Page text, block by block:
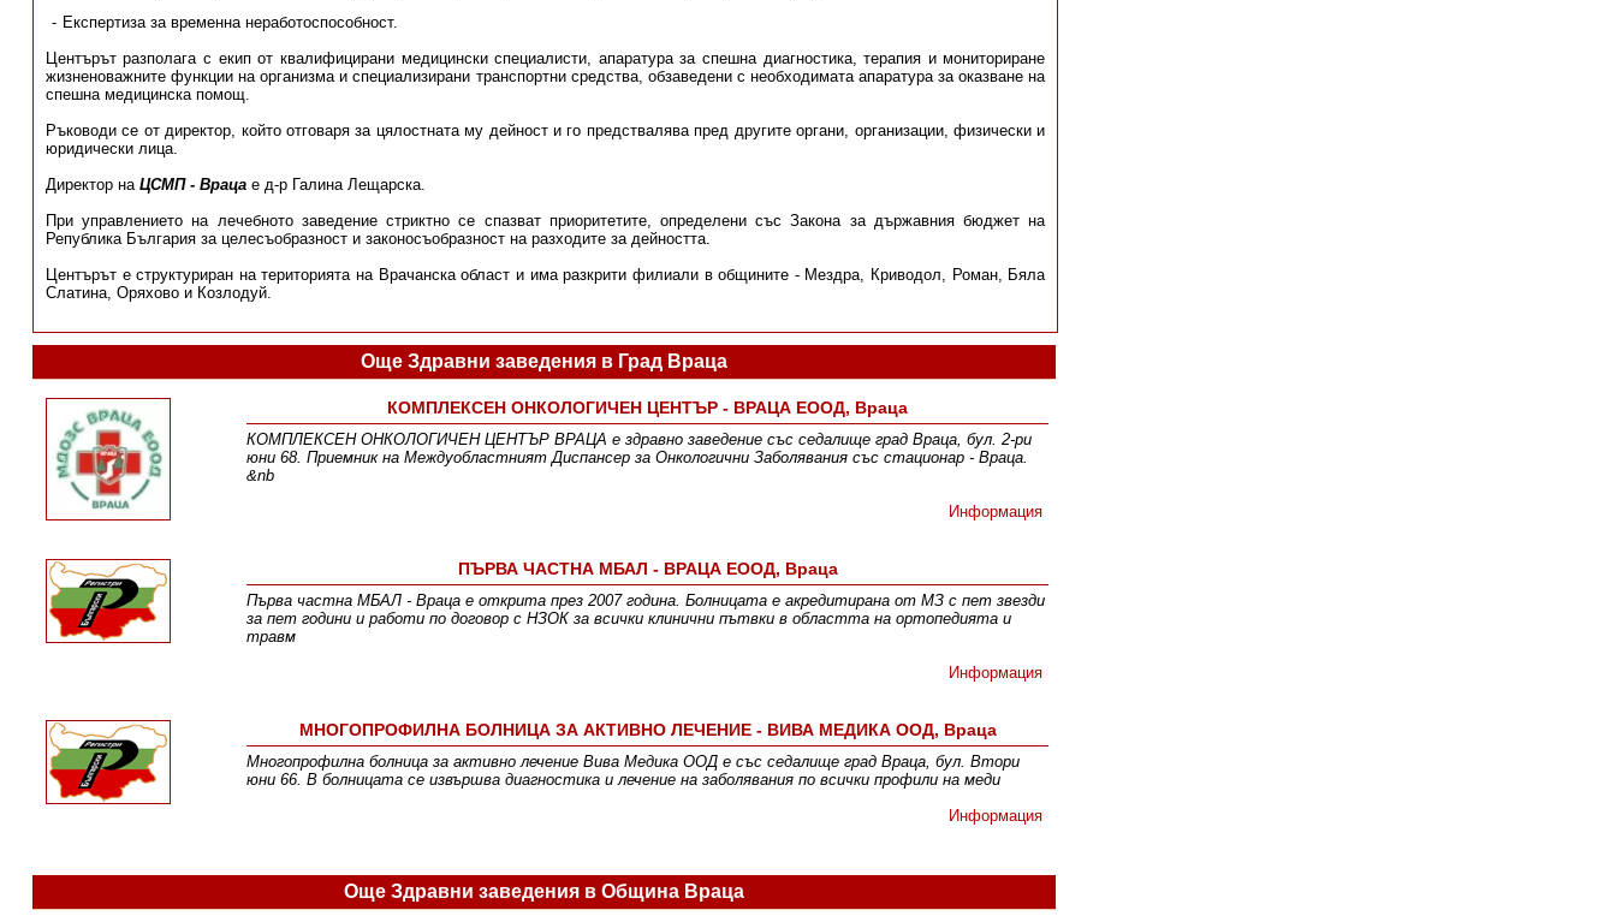
Експертиза за временна неработоспособност.
Центърът разполага с екип от квалифицирани медицински специалисти, апаратура за спешна диагностика, терапия и мониториране
жизненоважните функции на организма и специализирани транспортни средства, обзаведени с необходимата апаратура за оказване на
спешна медицинска помощ.
Ръководи се от директор, който отговаря за цялостната му дейност и го предствалява пред другите органи, организации, физически и
юридически лица.
Директор на ЦСМП - Врацае д-р Галина Лещарска.
При управлението на лечебното заведение стриктно се спазват приоритетите, опрeделени със Закона за държавния бюджет на
Република България за целесъобразност и законосъобразност на разходите за дейността.
Центърът е структуриран на територията на Врачанска област и има разкрити филиали в общините - Мездра, Криводол, Роман, Бяла
Слатина, Оряхово и Козлодуй.
Още Здравни заведения в Град Враца
КОМПЛЕКСЕН ОНКОЛОГИЧЕН ЦЕНТЪР - ВРАЦА ЕООД, Враца
КОМПЛЕКСЕН ОНКОЛОГИЧЕН ЦЕНТЪР ВРАЦА е здравно заведение със седалище град Враца, бул. 2-ри
юни 68. Приемник на Междуобластният Диспансер за Онкологични Заболявания със стационар - Враца.
&nb
Информация
ПЪРВА ЧАСТНА МБАЛ - ВРАЦА ЕООД, Враца
Първа частна МБАЛ - Враца е открита през 2007 година. Болницата е акредитирана от МЗ с пет звезди
за пет години и работи по договор с НЗОК за всички клинични пътвки в областта на ортопедията и
травм
Информация
МНОГОПРОФИЛНА БОЛНИЦА ЗА АКТИВНО ЛЕЧЕНИЕ - ВИВА МЕДИКА ООД, Враца
Многопрофилна болница за активно лечение Вива Медика ООД е със седалище град Враца, бул. Втори
юни 66. В болницата се извършва диагностика и лечение на заболявания по всички профили на меди
Информация
Още Здравни заведения в Община Враца